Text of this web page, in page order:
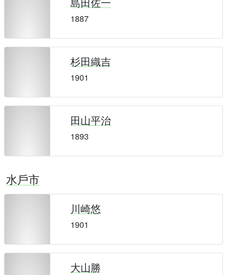
1887
杉田織吉
1901
田山平治
1893
水戶市
川崎悠
1901
大山勝